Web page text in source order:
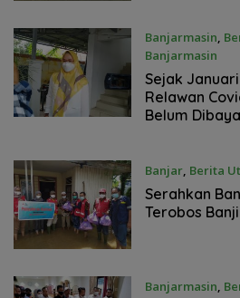
Banjarmasin
Banjarmasin
15 April 2021
Sejak
Relawan
Belum
Banjar, Berita
Serahkan
Terobos
Banjarmasin,